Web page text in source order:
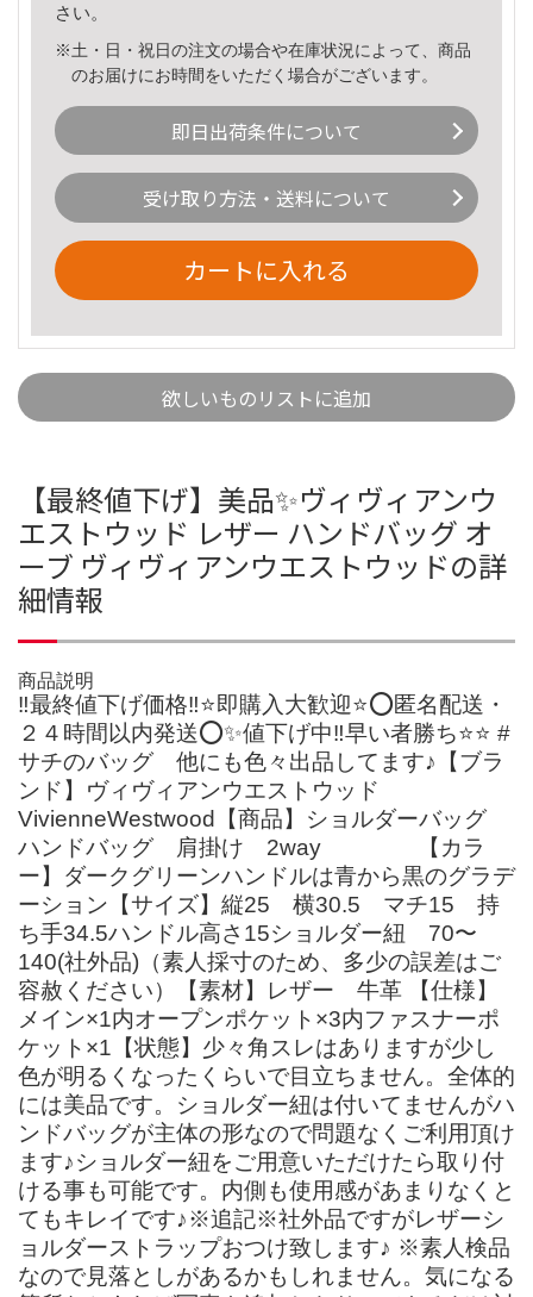
さい。
※土・日・祝日の注文の場合や在庫状況によって、商品
のお届けにお時間をいただく場合がございます。
即日出荷条件について
受け取り方法・送料について
カートに入れる
欲しいものリストに追加
【最終値下げ】美品✨ヴィヴィアンウ
エストウッド レザー ハンドバッグ オ
ーブ ヴィヴィアンウエストウッドの詳
細情報
商品説明
‼️最終値下げ価格‼️⭐️即購入大歓迎⭐️⭕️匿名配送・
２４時間以内発送⭕️✨値下げ中‼️早い者勝ち⭐️⭐️ #
サチのバッグ 他にも色々出品してます♪【ブラ
ンド】ヴィヴィアンウエストウッド
VivienneWestwood【商品】ショルダーバッグ
ハンドバッグ 肩掛け 2way 【カラ
ー】ダークグリーンハンドルは青から黒のグラデ
ーション【サイズ】縦25 横30.5 マチ15 持
ち手34.5ハンドル高さ15ショルダー紐 70〜
140(社外品)（素人採寸のため、多少の誤差はご
容赦ください）【素材】レザー 牛革 【仕様】
メイン×1内オープンポケット×3内ファスナーポ
ケット×1【状態】少々角スレはありますが少し
色が明るくなったくらいで目立ちません。全体的
には美品です。ショルダー紐は付いてませんがハ
ンドバッグが主体の形なので問題なくご利用頂け
ます♪ショルダー紐をご用意いただけたら取り付
ける事も可能です。内側も使用感があまりなくと
てもキレイです♪※追記※社外品ですがレザーシ
ョルダーストラップおつけ致します♪ ※素人検品
なので見落としがあるかもしれません。気になる